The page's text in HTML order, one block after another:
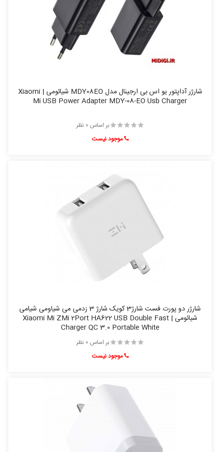
شارژر آداپتور یو اس بی ارجینال مدل MDY08EO شیائومی | Xiaomi
Mi USB Power Adapter MDY-08-EO Usb Charger
بر اساس 0 نظر
موجود نیست
شارژر دو پورت فست شارژ3 کویک شارژ 3 زدمی می شیاومی شیامی
شیائومی | Xiaomi Mi ZMi 2Port HA622 USB Double Fast
Charger QC 3.0 Portable White
بر اساس 0 نظر
موجود نیست